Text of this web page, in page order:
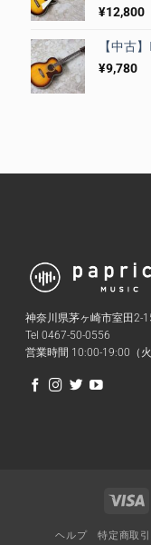
¥12,800
【中古
¥9,780
神奈川県茅ヶ崎市室田2-
Tel 0467-50-0556
営業時間 10:00-19:00（火
ヘルプ 特定商取